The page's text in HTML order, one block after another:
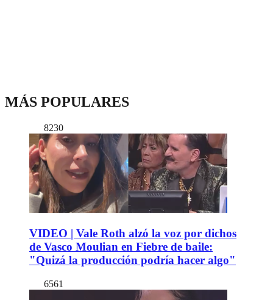
MÁS POPULARES
8230
VIDEO | Vale Roth alzó la voz por dichos
de Vasco Moulian en Fiebre de baile:
"Quizá la producción podría hacer algo"
6561